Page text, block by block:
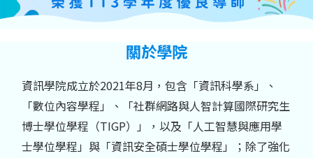
關於學院
資訊學院成立於2021年8月，包含「資訊科學系」、
「數位內容學程」、「社群網路與人智計算國際研究生
博士學位學程（TIGP）」，以及「人工智慧與應用學
士學位學程」與「資訊安全碩士學位學程」；除了強化